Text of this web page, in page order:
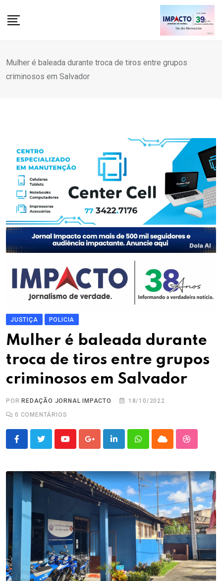
Mulher é baleada durante troca de tiros entre grupos
criminosos em Salvador
JUSTIÇA POLICIA
Mulher é baleada durante
troca de tiros entre grupos
criminosos em Salvador
POR REDAÇÃO JORNAL IMPACTO
18/10/2022
0 COMENTÁRIOS
YoutubeGoogle+LinkedInWhatsappCloud